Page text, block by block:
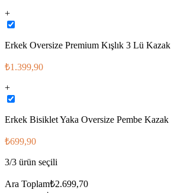
+
Erkek Oversize Premium Kışlık 3 Lü Kazak
₺1.399,90
+
Erkek Bisiklet Yaka Oversize Pembe Kazak
₺699,90
3/3 ürün seçili
Ara Toplam₺2.699,70